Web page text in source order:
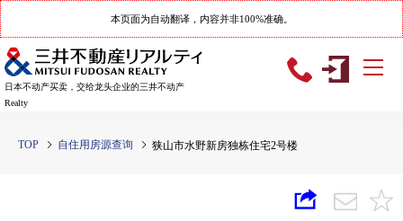
本页面为自动翻译，内容并非100%准确。
日本不动产买卖，交给龙头企业的三井不动产
Realty
TOP 自住用房源查询 狭山市水野新房独栋住宅2号楼